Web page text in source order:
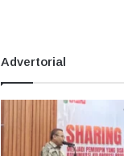
Advertorial